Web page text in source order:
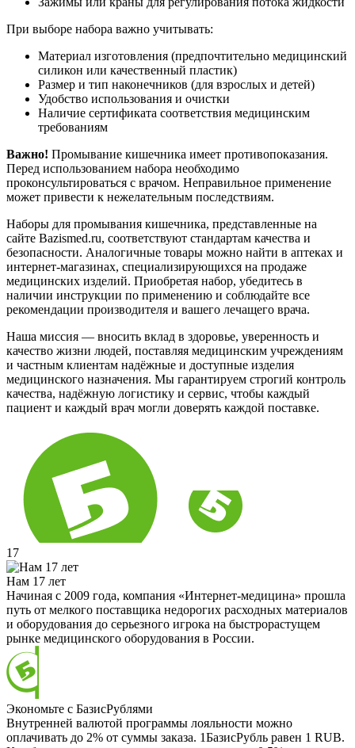
При выборе набора важно учитывать:
Материал изготовления (предпочтительно медицинский
силикон или качественный пластик)
Размер и тип наконечников (для взрослых и детей)
Удобство использования и очистки
Наличие сертификата соответствия медицинским
требованиям
Важно! Промывание кишечника имеет противопоказания.
Перед использованием набора необходимо
проконсультироваться с врачом. Неправильное применение
может привести к нежелательным последствиям.
Наборы для промывания кишечника, представленные на
сайте Bazismed.ru, соответствуют стандартам качества и
безопасности. Аналогичные товары можно найти в аптеках и
интернет-магазинах, специализирующихся на продаже
медицинских изделий. Приобретая набор, убедитесь в
наличии инструкции по применению и соблюдайте все
рекомендации производителя и вашего лечащего врача.
Наша миссия — вносить вклад в здоровье, уверенность и
качество жизни людей, поставляя медицинским учреждениям
и частным клиентам надёжные и доступные изделия
медицинского назначения. Мы гарантируем строгий контроль
качества, надёжную логистику и сервис, чтобы каждый
пациент и каждый врач могли доверять каждой поставке.
17
Нам 17 лет
Начиная с 2009 года, компания «Интернет-медицина» прошла
путь от мелкого поставщика недорогих расходных материалов
и оборудования до серьезного игрока на быстрорастущем
рынке медицинского оборудования в России.
Экономьте с БазисРублями
Внутренней валютой программы лояльности можно
оплачивать до 2% от суммы заказа. 1БазисРубль равен 1 RUB.